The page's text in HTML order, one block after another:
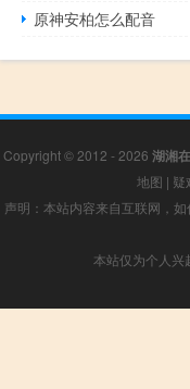
原神安柏怎么配音
Copyright © 2012 - 2026 湖湘
地图 | 疑
声明：本站内容来自互联网，
本站仅为个人兴